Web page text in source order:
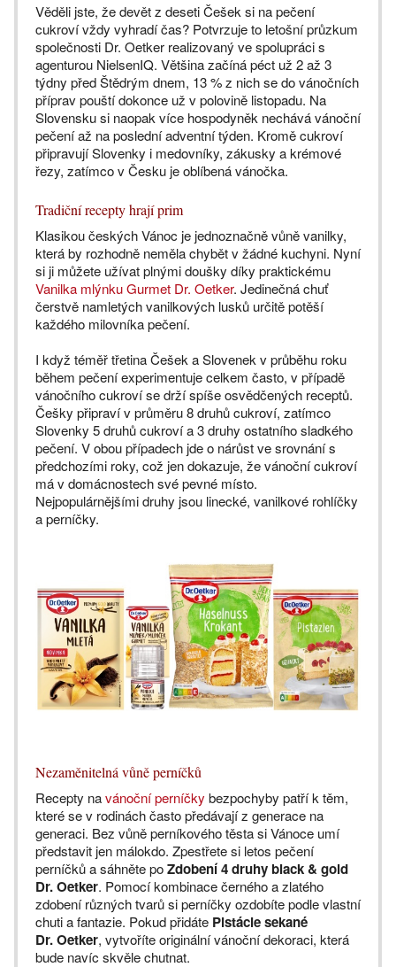
Věděli jste, že devět z deseti Češek si na pečení
cukroví vždy vyhradí čas? Potvrzuje to letošní průzkum
společnosti Dr. Oetker realizovaný ve spolupráci s
agenturou NielsenIQ. Většina začíná péct už 2 až 3
týdny před Štědrým dnem, 13 % z nich se do vánočních
příprav pouští dokonce už v polovině listopadu. Na
Slovensku si naopak více hospodyněk nechává vánoční
pečení až na poslední adventní týden. Kromě cukroví
připravují Slovenky i medovníky, zákusky a krémové
řezy, zatímco v Česku je oblíbená vánočka.
Tradiční recepty hrají prim
Klasikou českých Vánoc je jednoznačně vůně vanilky,
která by rozhodně neměla chybět v žádné kuchyni. Nyní
si ji můžete užívat plnými doušky díky praktickému
Vanilka mlýnku Gurmet Dr. Oetker. Jedinečná chuť
čerstvě namletých vanilkových lusků určitě potěší
každého milovníka pečení.
I když téměř třetina Češek a Slovenek v průběhu roku
během pečení experimentuje celkem často, v případě
vánočního cukroví se drží spíše osvědčených receptů.
Češky připraví v průměru 8 druhů cukroví, zatímco
Slovenky 5 druhů cukroví a 3 druhy ostatního sladkého
pečení. V obou případech jde o nárůst ve srovnání s
předchozími roky, což jen dokazuje, že vánoční cukroví
má v domácnostech své pevné místo.
Nejpopulárnějšími druhy jsou linecké, vanilkové rohlíčky
a perníčky.
Nezaměnitelná vůně perníčků
Recepty navánoční perníčky bezpochyby patří k těm,
které se v rodinách často předávají z generace na
generaci. Bez vůně perníkového těsta si Vánoce umí
představit jen málokdo. Zpestřete si letos pečení
perníčků a sáhněte poZdobení 4 druhy black & gold
Dr. Oetker. Pomocí kombinace černého a zlatého
zdobení různých tvarů si perníčky ozdobíte podle vlastní
chuti a fantazie. Pokud přidáte Pistácie sekané
Dr. Oetker, vytvoříte originální vánoční dekoraci, která
bude navíc skvěle chutnat.